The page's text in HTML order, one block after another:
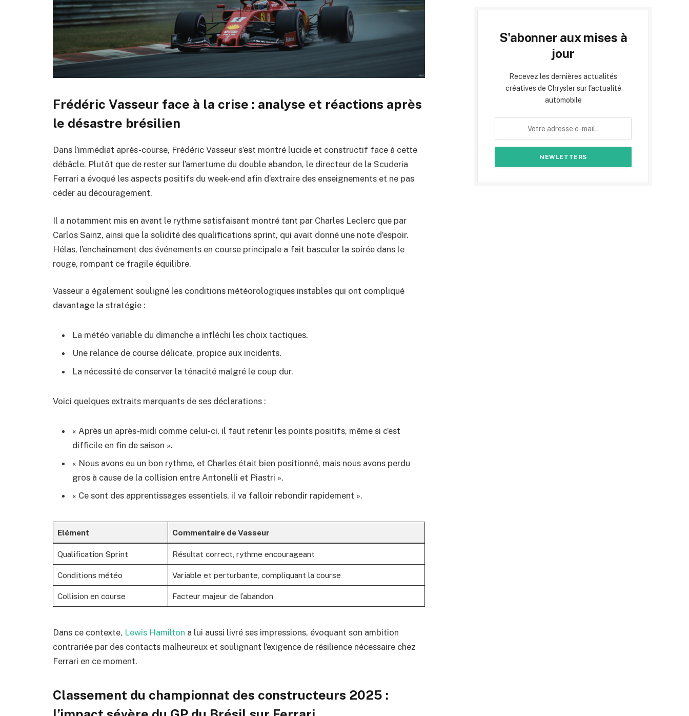
Frédéric Vasseur face à la crise : analyse et réactions après
le désastre brésilien
Dans l’immédiat après-course, Frédéric Vasseur s’est montré lucide et constructif face à cette
débâcle. Plutôt que de rester sur l’amertume du double abandon, le directeur de la Scuderia
Ferrari a évoqué les aspects positifs du week-end afin d’extraire des enseignements et ne pas
céder au découragement.
Il a notamment mis en avant le rythme satisfaisant montré tant par Charles Leclerc que par
Carlos Sainz, ainsi que la solidité des qualifications sprint, qui avait donné une note d’espoir.
Hélas, l’enchaînement des événements en course principale a fait basculer la soirée dans le
rouge, rompant ce fragile équilibre.
Vasseur a également souligné les conditions météorologiques instables qui ont compliqué
davantage la stratégie :
La météo variable du dimanche a infléchi les choix tactiques.
Une relance de course délicate, propice aux incidents.
La nécessité de conserver la ténacité malgré le coup dur.
Voici quelques extraits marquants de ses déclarations :
« Après un après-midi comme celui-ci, il faut retenir les points positifs, même si c’est
difficile en fin de saison ».
« Nous avons eu un bon rythme, et Charles était bien positionné, mais nous avons perdu
gros à cause de la collision entre Antonelli et Piastri ».
« Ce sont des apprentissages essentiels, il va falloir rebondir rapidement ».
Elément Commentaire de Vasseur
Qualification Sprint Résultat correct, rythme encourageant
Conditions météo Variable et perturbante, compliquant la course
Collision en course Facteur majeur de l’abandon
Dans ce contexte, Lewis Hamilton a lui aussi livré ses impressions, évoquant son ambition
contrariée par des contacts malheureux et soulignant l’exigence de résilience nécessaire chez
Ferrari en ce moment.
Classement du championnat des constructeurs 2025 :
S'abonner aux mises à
jour
Recevez les dernières actualités
créatives de Chrysler sur l'actualité
automobile